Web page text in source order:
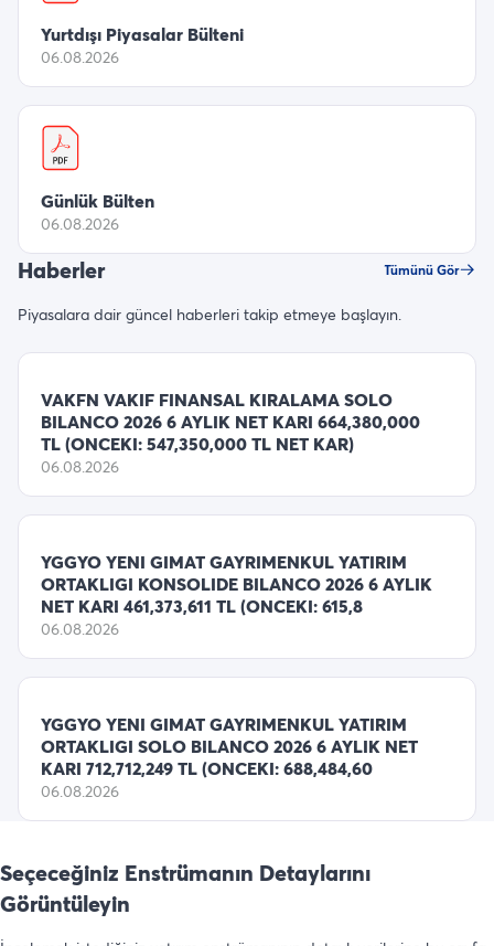
Yurtdışı Piyasalar Bülteni
06.08.2026
Günlük Bülten
06.08.2026
Haberler Tümünü Gör
Piyasalara dair güncel haberleri takip etmeye başlayın.
VAKFN VAKIF FINANSAL KIRALAMA SOLO
BILANCO 2026 6 AYLIK NET KARI 664,380,000
TL (ONCEKI: 547,350,000 TL NET KAR)
06.08.2026
YGGYO YENI GIMAT GAYRIMENKUL YATIRIM
ORTAKLIGI KONSOLIDE BILANCO 2026 6 AYLIK
NET KARI 461,373,611 TL (ONCEKI: 615,8
06.08.2026
YGGYO YENI GIMAT GAYRIMENKUL YATIRIM
ORTAKLIGI SOLO BILANCO 2026 6 AYLIK NET
KARI 712,712,249 TL (ONCEKI: 688,484,60
06.08.2026
Seçeceğiniz Enstrümanın Detaylarını
Görüntüleyin